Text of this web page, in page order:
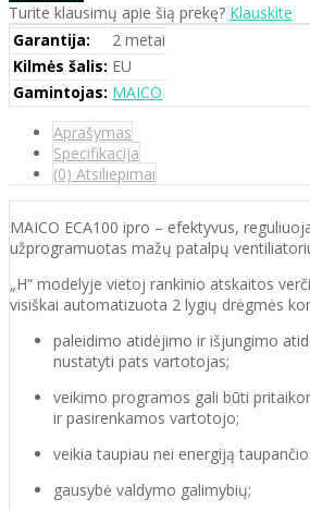
Turite klausimų apie šią prekę? Klauskite
Garantija:
2 metai
Kilmės šalis: EU
Gamintojas: MAICO
Aprašymas
Specifikacija
(0) Atsiliepimai
MAICO ECA100 ipro – efektyvus,
užprogramuotas mažų patalpų
„H“ modelyje vietoj rankinio atskaitos
visiškai automatizuota 2 lygių drėgmės
paleidimo atidėjimo ir išjungimo
nustatyti pats vartotojas;
veikimo programos gali būti
ir pasirenkamos vartotojo;
veikia taupiau nei energiją
gausybė valdymo galimybių;